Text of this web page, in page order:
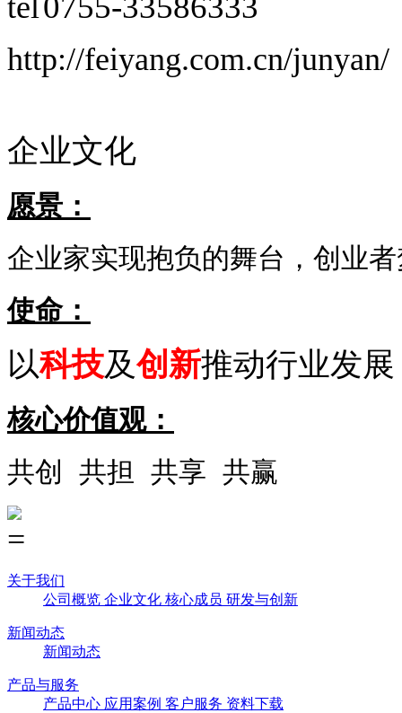
http://feiyang.com.cn/junyan/
企业文化
愿景：
企业家实现抱负的舞台，创业
使命：
以科技及创新推动行业发展
核心价值观：
共创 共担 共享 共赢
关于我们
公司概览 企业文化 核心成员 研发与创新
新闻动态
新闻动态
产品与服务
产品中心 应用案例 客户服务 资料下载